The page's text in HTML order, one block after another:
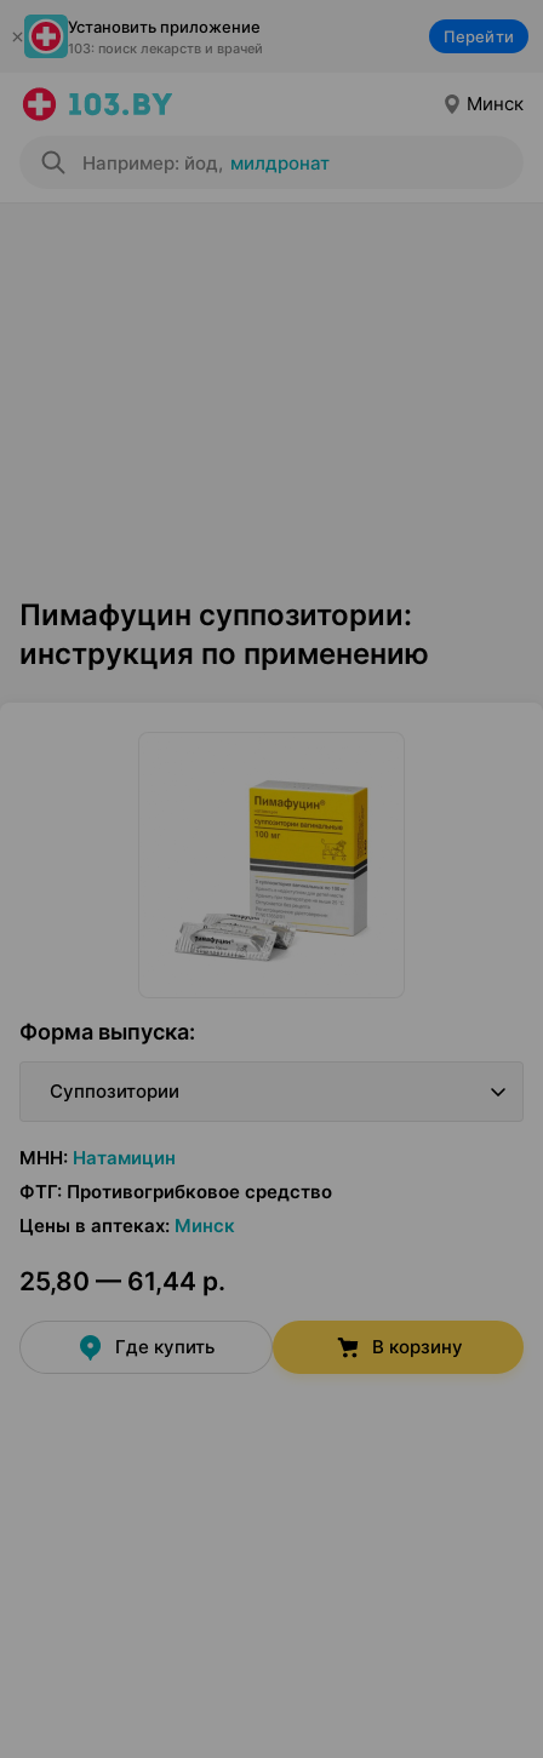
Установить приложение
103: поиск лекарств и врачей
Перейти
Минск
Например: йод, милдронат
Пимафуцин суппозитории:
инструкция по применению
Форма выпуска:
Суппозитории
МНН: Натамицин
ФТГ: Противогрибковое средство
Цены в аптеках: Минск
25,80 — 61,44 р.
Где купить В корзину